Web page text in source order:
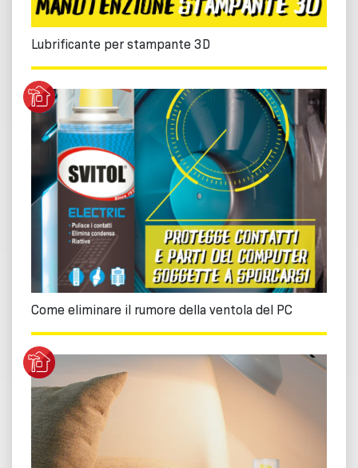
Lubrificante per stampante 3D
Come eliminare il rumore della ventola del PC